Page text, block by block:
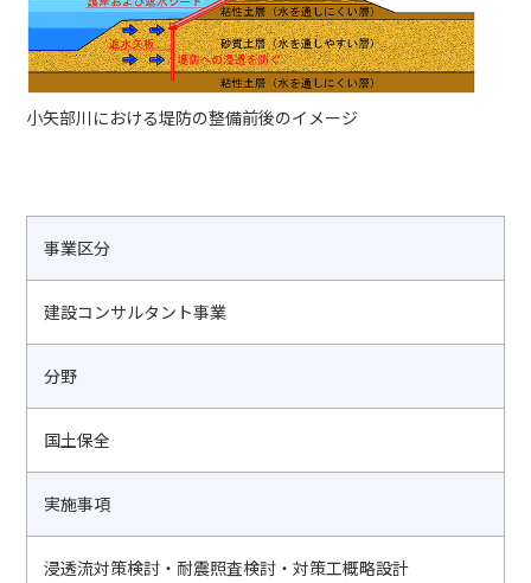
小矢部川における堤防の整備前後のイメージ
事業区分
建設コンサルタント事業
分野
国土保全
実施事項
浸透流対策検討・耐震照査検討・対策工概略設計